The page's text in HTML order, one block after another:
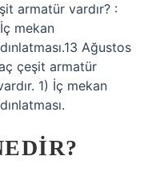
armatür vardır? :
mekan
Ağustos
çeşit armatür
1) İç mekan